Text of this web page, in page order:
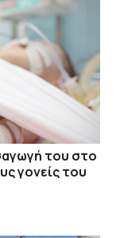
του στο
γονείς του